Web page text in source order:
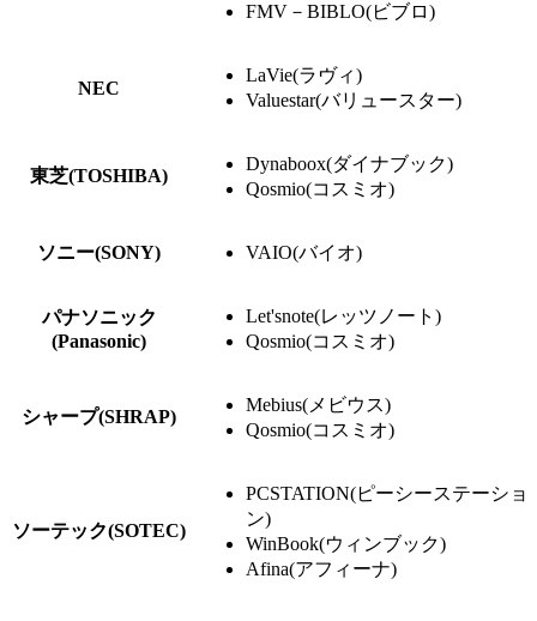
FMV－BIBLO(ビブロ)
NEC
LaVie(ラヴィ)
Valuestar(バリュースター)
東芝(TOSHIBA)
Dynaboox(ダイナブック)
Qosmio(コスミオ)
ソニー(SONY) VAIO(バイオ)
パナソニック
(Panasonic)
Let'snote(レッツノート)
Qosmio(コスミオ)
シャープ(SHRAP)
Mebius(メビウス)
Qosmio(コスミオ)
ソーテック(SOTEC)
PCSTATION(ピーシーステーショ
ン)
WinBook(ウィンブック)
Afina(アフィーナ)